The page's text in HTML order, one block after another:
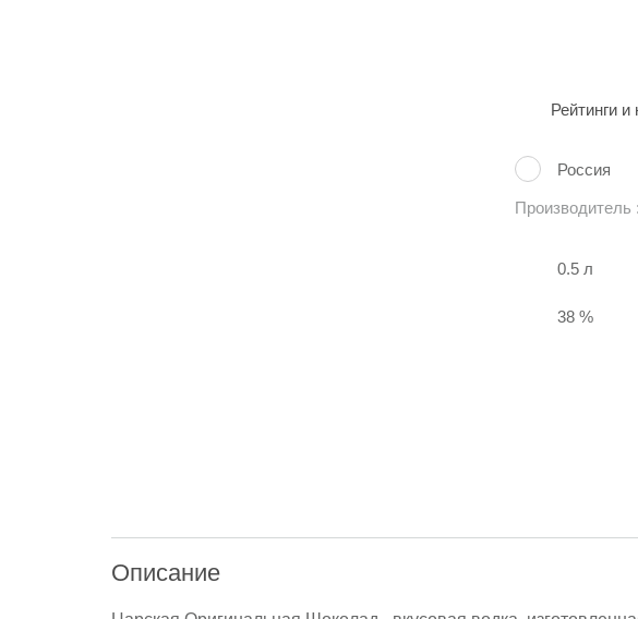
Рейтинги и
Россия
Производитель :
0.5 л
38 %
Описание